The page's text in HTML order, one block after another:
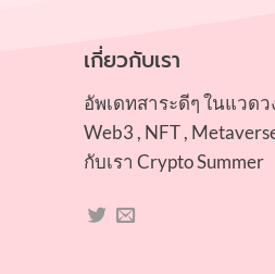
เกี่ยวกับเรา
อัพเดทสาระดีๆ ในแวด
Web3 , NFT ,
กับเรา Crypto Summer